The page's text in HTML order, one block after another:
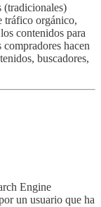
(tradicionales)
tráfico orgánico,
contenidos para
hacen
buscadores,
Engine
un usuario que ha